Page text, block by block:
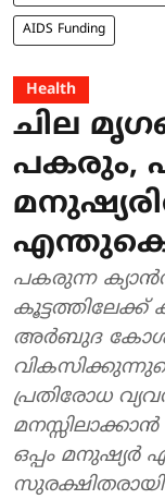
AIDS Funding
Health
ചില
പകരും,
പകരുന്ന
അർബുദ
പ്രതിരോധ
ഒപ്പം മനുഷ്യർ